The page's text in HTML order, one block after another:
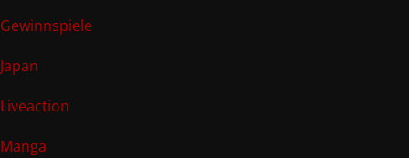
Gewinnspiele
Japan
Liveaction
Manga